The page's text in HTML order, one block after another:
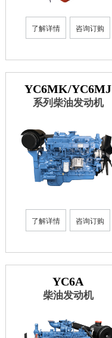
了解详情 咨询订购
YC6MK/YC6MJ
系列柴油发动机
了解详情 咨询订购
YC6A
柴油发动机